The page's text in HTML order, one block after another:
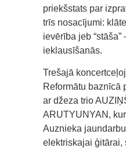
priekšstats par
trīs nosacījumi:
ievērība jeb “stāša”
ieklausīšanās.
Trešajā
Reformātu baznīcā
ar džeza trio
ARUTYUNYAN,
Auznieka
elektriskajai ģitārai,